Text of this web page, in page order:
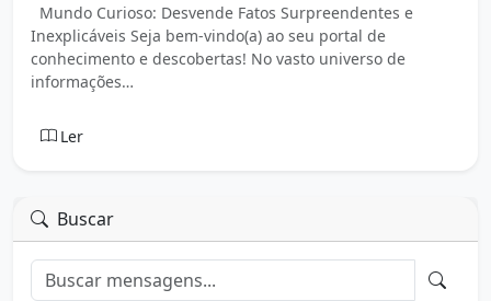
Mundo Curioso: Desvende Fatos Surpreendentes e
Inexplicáveis Seja bem-vindo(a) ao seu portal de
conhecimento e descobertas! No vasto universo de
informações…
Ler
Buscar